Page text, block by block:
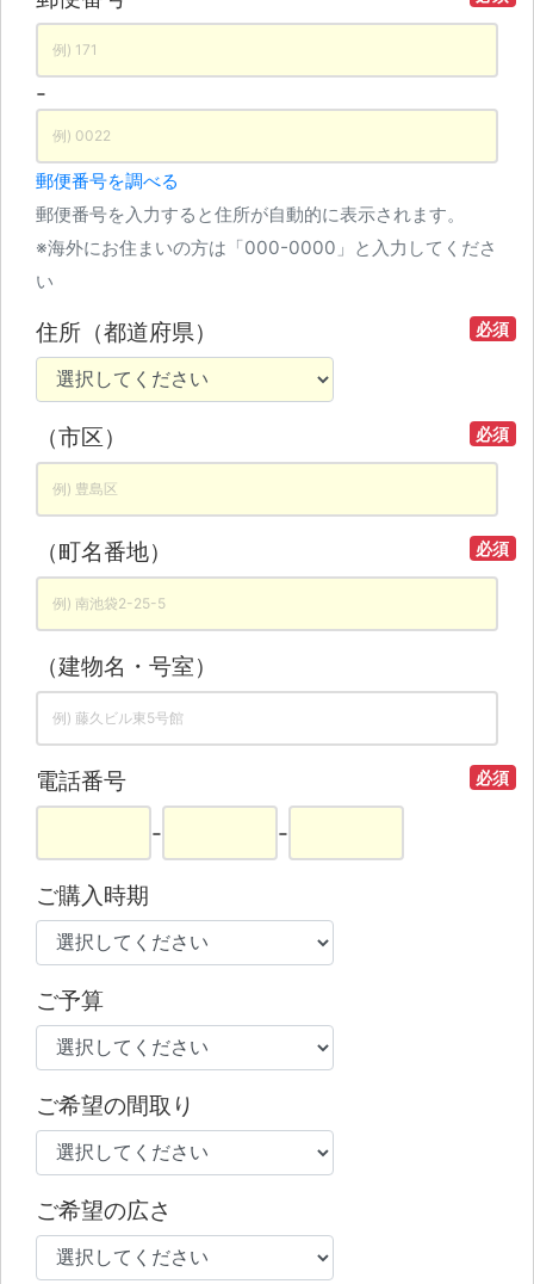
-
郵便番号を調べる
郵便番号を入力すると住所が自動的に表示されます。
※海外にお住まいの方は「000-0000」と入力してくださ
い
住所（都道府県） 必須
（市区） 必須
（町名番地） 必須
（建物名・号室）
電話番号 必須
- -
ご購入時期
ご予算
ご希望の間取り
ご希望の広さ